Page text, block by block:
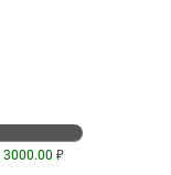
3000.00 ₽